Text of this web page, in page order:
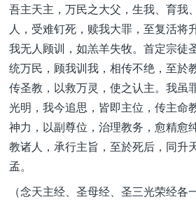
吾主天主，万民之大父，生我、育我
人，受难钉死，赎我大罪，至复活将
我无人顾训，如羔羊失牧。首定宗徒
统万民，顾我训我，相传不绝，至於
传圣教，以救万灵，使之认主。我虽
光明，我今追思，皆即主位，传主命
神力，以副尊位，治理教务，愈精愈
教诸人，承行主旨，至於死后，同升
孟。
（念天主经、圣母经、圣三光荣经各